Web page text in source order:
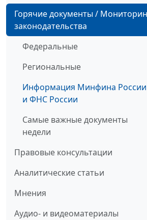
Горячие документы /
законодательства
Федеральные
Региональные
Информация Минфина России
и ФНС России
Самые важные документы
недели
Правовые консультации
Аналитические статьи
Мнения
Аудио- и видеоматериалы